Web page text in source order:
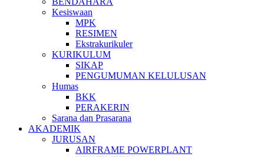
Kesiswaan
MPK
RESIMEN
Ekstrakurikuler
KURIKULUM
SIKAP
PENGUMUMAN KELULUSAN
Humas
BKK
PERAKERIN
Sarana dan Prasarana
AKADEMIK
JURUSAN
AIRFRAME POWERPLANT